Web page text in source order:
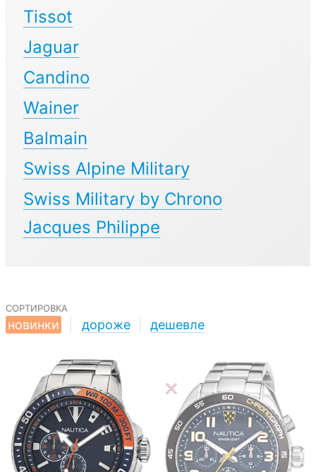
Tissot
Jaguar
Candino
Wainer
Balmain
Swiss Alpine Military
Swiss Military by Chrono
Jacques Philippe
сортировка
новинки
дороже дешевле